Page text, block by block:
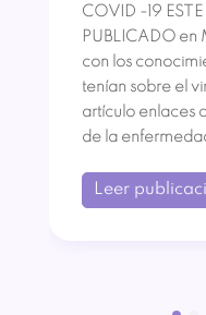
COVID -19
PUBLICADO
con los
tenían sobre el
artículo enlaces
de la
Leer